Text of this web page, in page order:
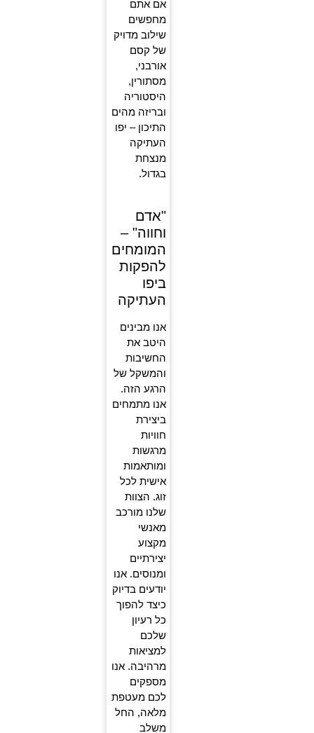
אם אתם
מחפשים
שילוב מדויק
של קסם
אורבני,
מסתורין,
היסטוריה
ובריזה מהים
התיכון – יפו
העתיקה
מנצחת
בגדול.
"אדם
וחווה" –
המומחים
להפקות
ביפו
העתיקה
אנו מבינים
היטב את
החשיבות
והמשקל של
הרגע הזה.
אנו מתמחים
ביצירת
חוויות
מרגשות
ומותאמות
אישית לכל
זוג. הצוות
שלנו מורכב
מאנשי
מקצוע
יצירתיים
ומנוסים. אנו
יודעים בדיוק
כיצד להפוך
כל רעיון
שלכם
למציאות
מרהיבה. אנו
מספקים
לכם מעטפת
מלאה, החל
משלב